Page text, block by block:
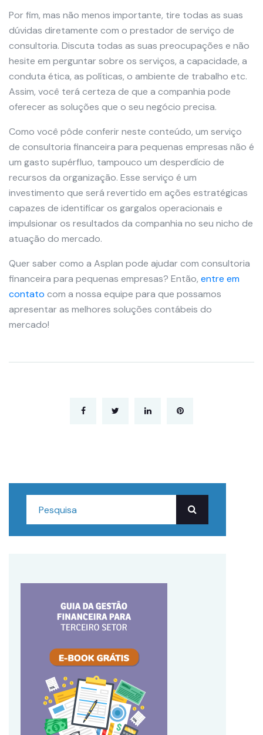
Por fim, mas não menos importante, tire todas as suas
dúvidas diretamente com o prestador de serviço de
consultoria. Discuta todas as suas preocupações e não
hesite em perguntar sobre os serviços, a capacidade, a
conduta ética, as políticas, o ambiente de trabalho etc.
Assim, você terá certeza de que a companhia pode
oferecer as soluções que o seu negócio precisa.
Como você pôde conferir neste conteúdo, um serviço
de consultoria financeira para pequenas empresas não é
um gasto supérfluo, tampouco um desperdício de
recursos da organização. Esse serviço é um
investimento que será revertido em ações estratégicas
capazes de identificar os gargalos operacionais e
impulsionar os resultados da companhia no seu nicho de
atuação do mercado.
Quer saber como a Asplan pode ajudar com consultoria
financeira para pequenas empresas? Então, entre em
contato com a nossa equipe para que possamos
apresentar as melhores soluções contábeis do
mercado!